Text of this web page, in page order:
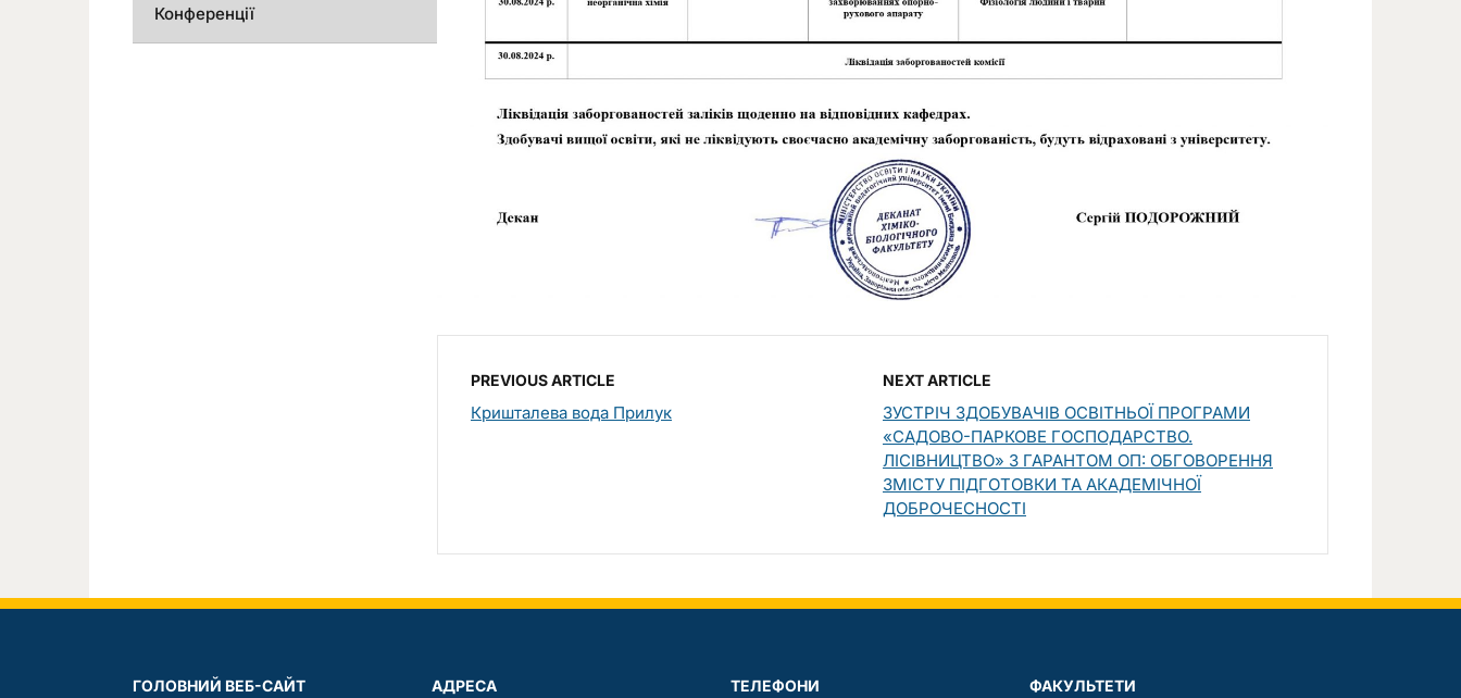
PREVIOUS ARTICLE
Кришталева вода Прилук
NEXT ARTICLE
ЗУСТРІЧ ЗДОБУВАЧІВ ОСВІТНЬОЇ ПРОГРАМИ
«САДОВО-ПАРКОВЕ ГОСПОДАРСТВО.
ЛІСІВНИЦТВО» З ГАРАНТОМ ОП: ОБГОВОРЕННЯ
ЗМІСТУ ПІДГОТОВКИ ТА АКАДЕМІЧНОЇ
ДОБРОЧЕСНОСТІ
Конференції
ГОЛОВНИЙ ВЕБ-САЙТ АДРЕСА ТЕЛЕФОНИ ФАКУЛЬТЕТИ